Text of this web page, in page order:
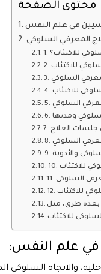
محتوى الصفحة
المعرفي السلوكي
للاكتئاب؟
للاكتئاب
السلوكي
للاكتئاب
السلوكي
ومدتها
جلسات العلاج
السلوكي
والأدوية
للاكتئاب
السلوكي
للاكتئاب
للاكتئاب
في علم النفس:
والاتجاه السلوكي